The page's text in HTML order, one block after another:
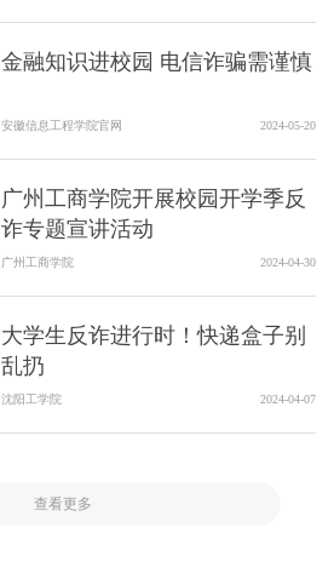
金融知识进校园 电信诈骗需谨慎
安徽信息工程学院官网 2024-05-20
广州工商学院开展校园开学季反
诈专题宣讲活动
广州工商学院 2024-04-30
大学生反诈进行时！快递盒子别
乱扔
沈阳工学院 2024-04-07
查看更多